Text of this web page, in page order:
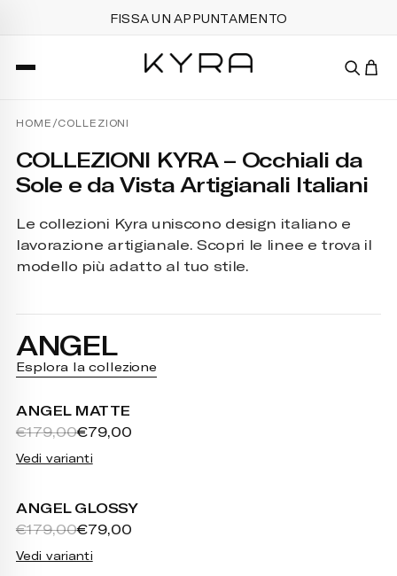
FISSA UN APPUNTAMENTO
HOME /COLLEZIONI
COLLEZIONI KYRA – Occhiali da
Sole e da Vista Artigianali Italiani
Le collezioni Kyra uniscono design italiano e
lavorazione artigianale. Scopri le linee e trova il
modello più adatto al tuo stile.
ANGEL
Esplora la collezione
ANGEL MATTE
€179,00€79,00
Vedi varianti
ANGEL GLOSSY
€179,00€79,00
Vedi varianti